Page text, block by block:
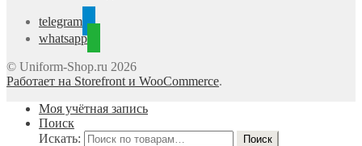
telegram
whatsapp
© Uniform-Shop.ru 2026
Работает на Storefront и WooCommerce.
Моя учётная запись
Поиск
Искать:
Поиск